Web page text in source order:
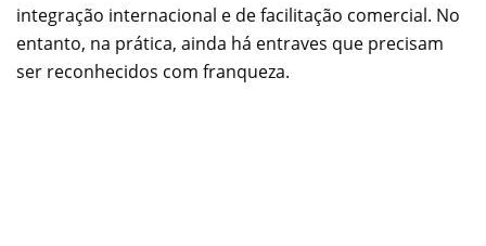
integração internacional e de facilitação comercial. No
entanto, na prática, ainda há entraves que precisam
ser reconhecidos com franqueza.